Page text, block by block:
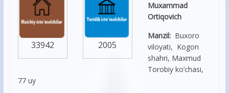
33942 2005
Muxammad
Ortiqovich
Manzil:Buxoro
viloyati, Kogon
shahri, Maxmud
Torobiy ko’chasi,
77 uy